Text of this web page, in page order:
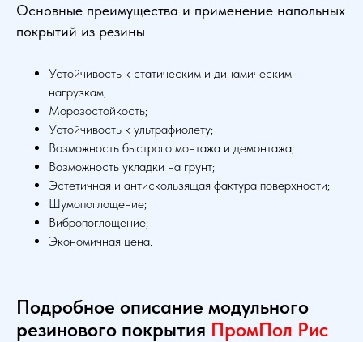
Основные преимущества и применение напольных
покрытий из резины
Устойчивость к статическим и динамическим
нагрузкам;
Морозостойкость;
Устойчивость к ультрафиолету;
Возможность быстрого монтажа и демонтажа;
Возможность укладки на грунт;
Эстетичная и антискользящая фактура поверхности;
Шумопоглощение;
Вибропоглощение;
Экономичная цена.
Подробное описание модульного
резинового покрытия ПромПол Рис